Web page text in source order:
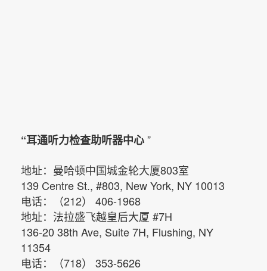
“耳通听力检查助听器中心”
地址：曼哈顿中国城金轮大厦803室
139 Centre St., #803, New York, NY 10013
电话：（212） 406-1968
地址：法拉盛飞越皇后大厦 #7H
136-20 38th Ave, Suite 7H, Flushing, NY
11354
电话：（718） 353-5626